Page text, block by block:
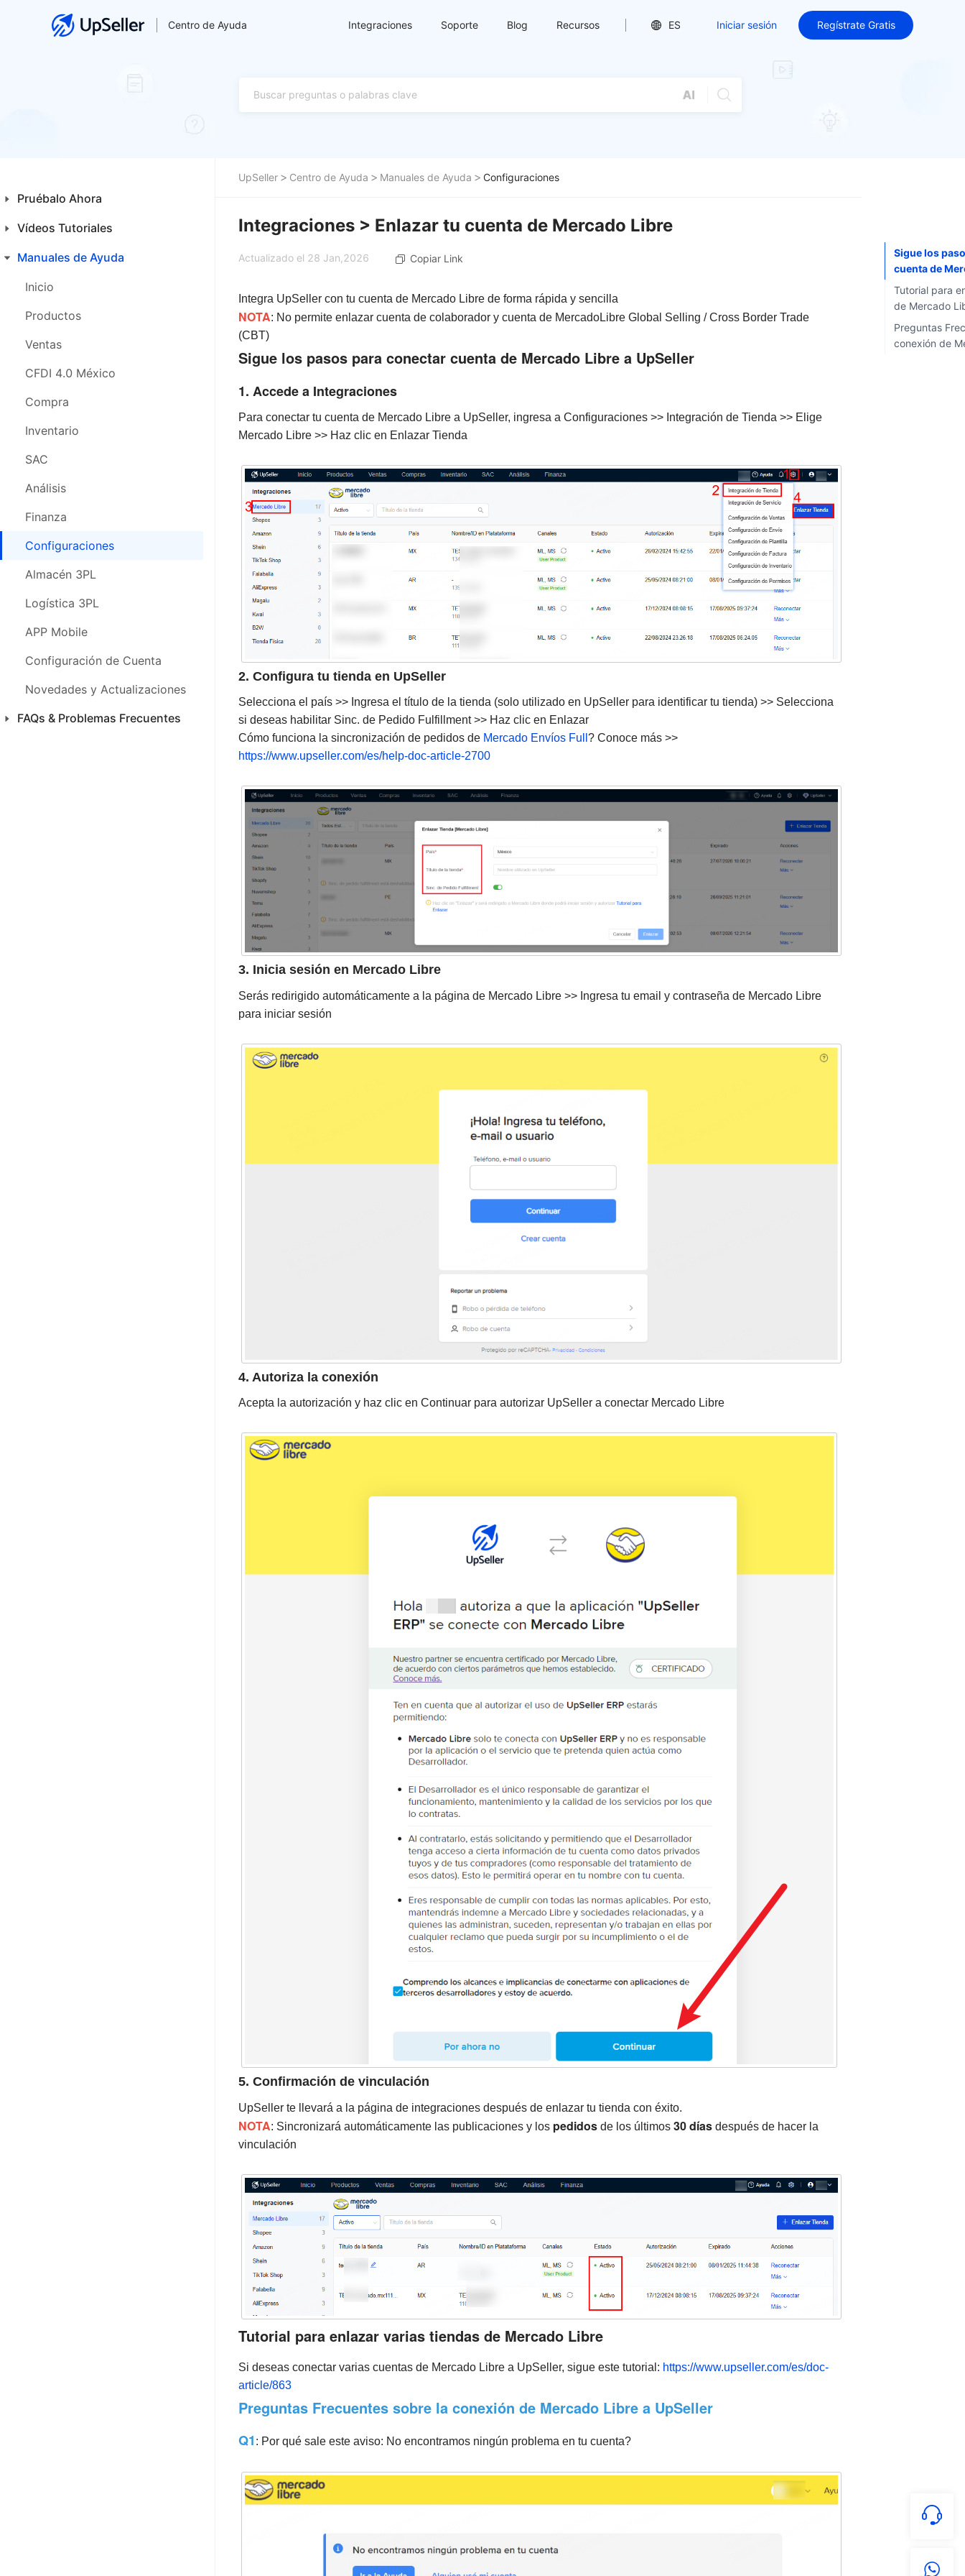
Centro de Ayuda Integraciones Soporte Blog Recursos ES Iniciar sesión Regístrate Gratis
Pruébalo Ahora
Guía para Principiantes
Primeros Pasos
Funcionalidades Especiales
Vídeos Tutoriales
Inicio
Productos
Ventas
CFDI 4.0 México
Compras
Inventario
SAC
Análisis
Finanza
Configuraciones
Almacén 3PL
Logística 3PL
APP Movil
Webinars
FAQs & Problemas Frecuentes
Manuales de Ayuda
Inicio
Productos
Ventas
CFDI 4.0 México
Compra
Inventario
SAC
Análisis
Finanza
Configuraciones
Almacén 3PL
Logística 3PL
APP Mobile
Configuración de Cuenta
Novedades y Actualizaciones
FAQs & Problemas Frecuentes
UpSeller Centro de Ayuda Manuales de Ayuda Configuraciones
Integraciones > Enlazar tu cuenta de Mercado Libre
Actualizado el 28 Jan,2026 Copiar Link
Integra UpSeller con tu cuenta de Mercado Libre de forma rápida y sencilla
NOTA: No permite enlazar cuenta de colaborador y cuenta de MercadoLibre Global Selling / Cross Border Trade
(CBT)
Sigue los pasos para conectar cuenta de Mercado Libre a UpSeller
1. Accede a Integraciones
Para conectar tu cuenta de Mercado Libre a UpSeller, ingresa a Configuraciones >> Integración de Tienda >> Elige
Mercado Libre >> Haz clic en Enlazar Tienda
2. Configura tu tienda en UpSeller
Selecciona el país >> Ingresa el título de la tienda (solo utilizado en UpSeller para identificar tu tienda) >> Selecciona
si deseas habilitar Sinc. de Pedido Fulfillment >> Haz clic en Enlazar
Cómo funciona la sincronización de pedidos de Mercado Envíos Full ? Conoce más >>
https://www.upseller.com/es/help-doc-article-2700
3. Inicia sesión en Mercado Libre
Serás redirigido automáticamente a la página de Mercado Libre >> Ingresa tu email y contraseña de Mercado Libre
para iniciar sesión
4. Autoriza la conexión
Acepta la autorización y haz clic en Continuar para autorizar UpSeller a conectar Mercado Libre
5. Confirmación de vinculación
UpSeller te llevará a la página de integraciones después de enlazar tu tienda con éxito.
NOTA: Sincronizará automáticamente las publicaciones y los pedidos de los últimos 30 días después de hacer la
vinculación
Tutorial para enlazar varias tiendas de Mercado Libre
Si deseas conectar varias cuentas de Mercado Libre a UpSeller, sigue este tutorial: https://www.upseller.com/es/doc-
article/863
Preguntas Frecuentes sobre la conexión de Mercado Libre a UpSeller
Q1 : Por qué sale este aviso: No encontramos ningún problema en tu cuenta?
Sigue los
cuenta de
UpSeller
Tutorial para
de Mercado
Preguntas
conexión de